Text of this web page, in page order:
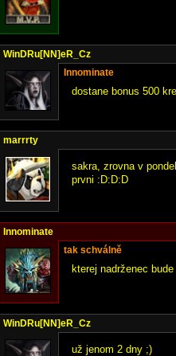
WinDRu[NN]eR_Cz
Innominate
dostane bonus 500
marrrty
sakra, zrovna v
prvni :D:D:D
Innominate
tak schválně
kterej nadrženec
WinDRu[NN]eR_Cz
už jenom 2 dny ;)